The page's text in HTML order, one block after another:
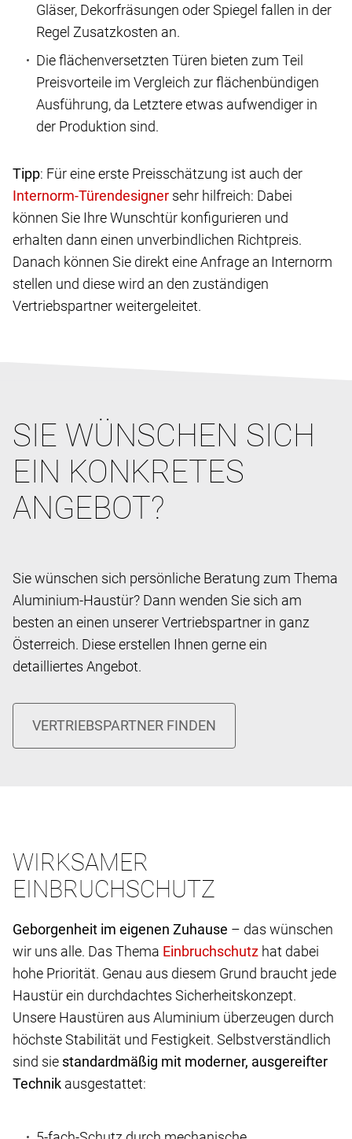
Gläser, Dekorfräsungen oder Spiegel fallen in der
Regel Zusatzkosten an.
Die flächenversetzten Türen bieten zum Teil
Preisvorteile im Vergleich zur flächenbündigen
Ausführung, da Letztere etwas aufwendiger in
der Produktion sind.
Tipp: Für eine erste Preisschätzung ist auch der
sehr hilfreich: Dabei
können Sie Ihre Wunschtür konfigurieren und
erhalten dann einen unverbindlichen Richtpreis.
Danach können Sie direkt eine Anfrage an Internorm
stellen und diese wird an den zuständigen
Vertriebspartner weitergeleitet.
SIE WÜNSCHEN SICH
EIN KONKRETES
ANGEBOT?
Sie wünschen sich persönliche Beratung zum Thema
Aluminium-Haustür? Dann wenden Sie sich am
besten an einen unserer Vertriebspartner in ganz
Österreich. Diese erstellen Ihnen gerne ein
detailliertes Angebot.
WIRKSAMER
EINBRUCHSCHUTZ
Geborgenheit im eigenen Zuhause – das wünschen
wir uns alle. Das Thema
hat dabei
hohe Priorität. Genau aus diesem Grund braucht jede
Haustür ein durchdachtes Sicherheitskonzept.
Unsere Haustüren aus Aluminium überzeugen durch
höchste Stabilität und Festigkeit. Selbstverständlich
sind sie standardmäßig mit moderner, ausgereifter
Technik ausgestattet: